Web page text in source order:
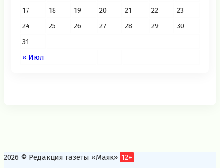
« Июл
17
18 19 20 21 22
23
24
25 26 27 28 29
30
31
2026 © Редакция газеты «Маяк» 12+